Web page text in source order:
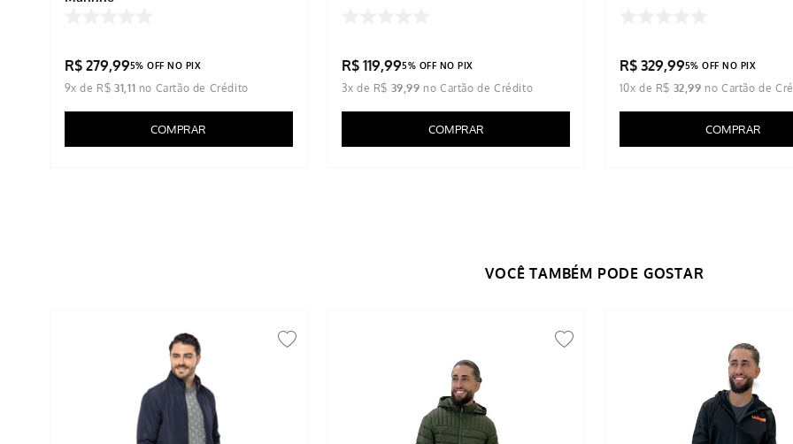
R$ 279,995% OFF NO PIX
9x de R$ 31,11
COMPRAR
R$ 119,995% OFF NO PIX
3x de R$ 39,99
COMPRAR
R$ 329,995% OFF NO PIX
10x de R$ 32,99
COMPRAR